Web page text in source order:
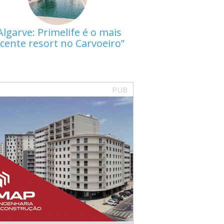
Primelife é o mais
resort no Carvoeiro
PUB